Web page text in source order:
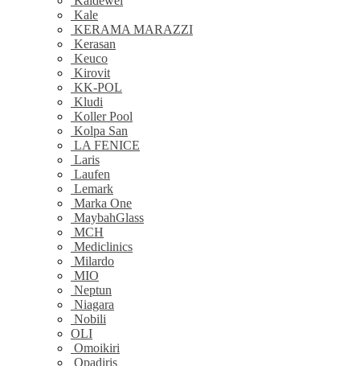
Kale
KERAMA MARAZZI
Kerasan
Keuco
Kirovit
KK-POL
Kludi
Koller Pool
Kolpa San
LA FENICE
Laris
Laufen
Lemark
Marka One
MaybahGlass
MCH
Mediclinics
Milardo
MIO
Neptun
Niagara
Nobili
OLI
Omoikiri
Opadiris